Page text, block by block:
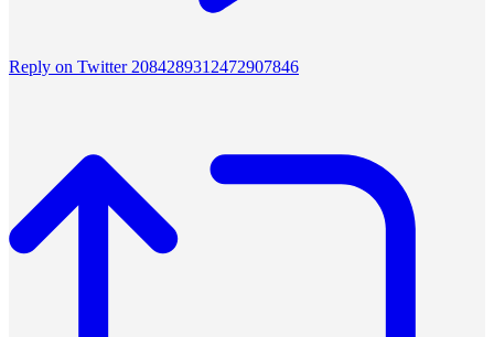
Reply on Twitter 2084289312472907846